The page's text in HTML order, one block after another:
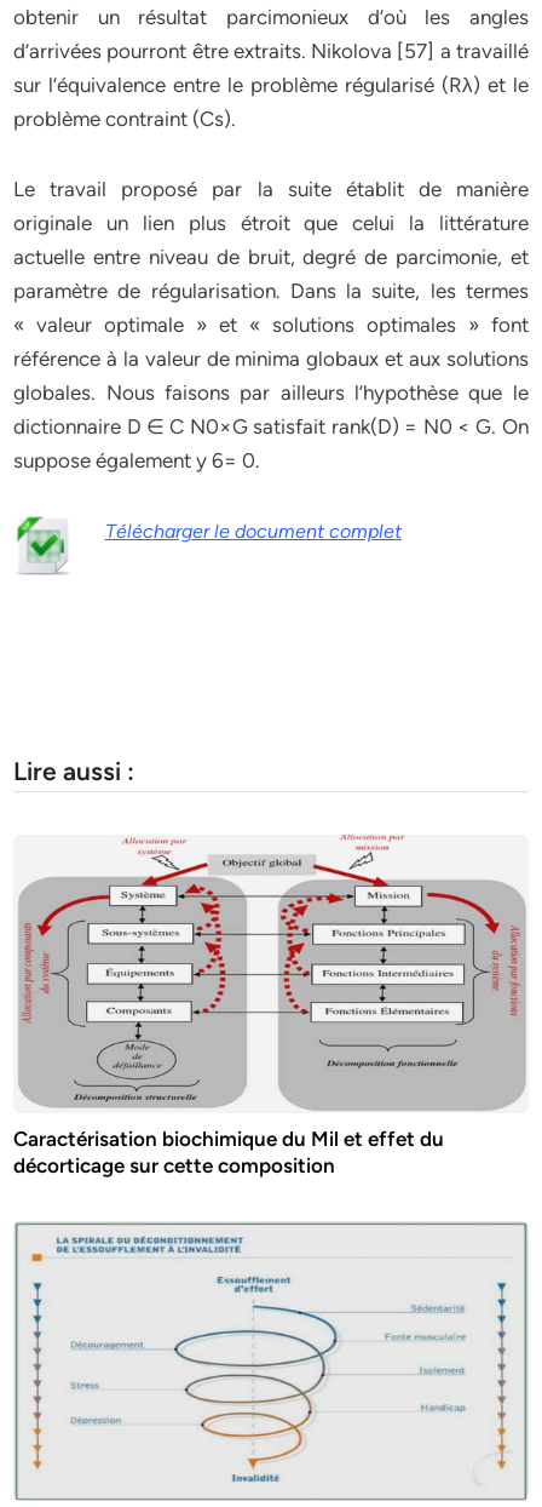
obtenir un résultat parcimonieux d’où les angles
d’arrivées pourront être extraits. Nikolova [57] a travaillé
sur l’équivalence entre le problème régularisé (Rλ) et le
problème contraint (Cs).
Le travail proposé par la suite établit de manière
originale un lien plus étroit que celui la littérature
actuelle entre niveau de bruit, degré de parcimonie, et
paramètre de régularisation. Dans la suite, les termes
« valeur optimale » et « solutions optimales » font
référence à la valeur de minima globaux et aux solutions
globales. Nous faisons par ailleurs l’hypothèse que le
dictionnaire D ∈ C N0×G satisfait rank(D) = N0 < G. On
suppose également y 6= 0.
Télécharger le document complet
Lire aussi :
Caractérisation biochimique du Mil et effet du
décorticage sur cette composition